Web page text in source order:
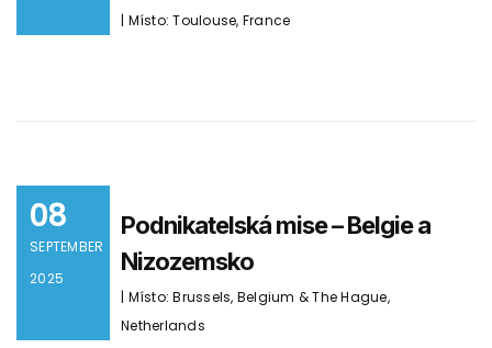
| Místo: Toulouse, France
08
SEPTEMBER
2025
Podnikatelská mise – Belgie a
Nizozemsko
| Místo: Brussels, Belgium & The Hague,
Netherlands